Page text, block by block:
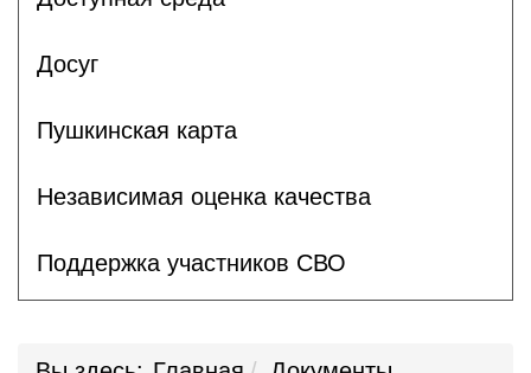
Досуг
Пушкинская карта
Независимая оценка качества
Поддержка участников СВО